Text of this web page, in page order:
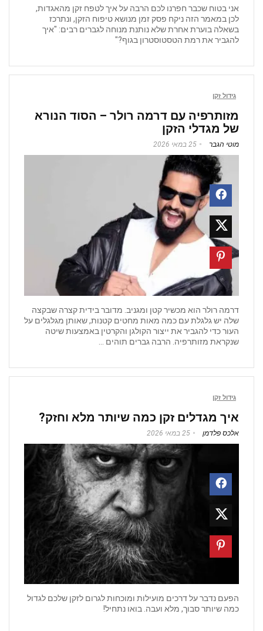
אני בטוח שכבר חפרנו לכם הרבה על איך לטפח זקן מהאגדות,
לכן במאמר הזה ניקח פסק זמן מנושא טיפוח הזקן, ונתרכז
בשאלה בוערת אחרת שלא נותנת מנוחה לגברים רבים: "איך
להגביר את רמת הטסטוסטרון בגוף?"
גידול זקן
מזותרפיה עם דרמה רולר – הסוד הנורא
של מגדלי הזקן
מוטי הגבר 25 במאי 2026
דרמה רולר הוא מכשיר קטן ומגניב. מדובר בידית קצרה שבקצה
שלה יש גלגלת עם כמה מאות מחטים קטנות, שאותן מגלגלים על
העור כדי להגביר את ייצור הקולגן והקרטין באמצעות שיטה
שנקראת מזותרפיה. הרבה גברים תוהים ...
גידול זקן
איך מגדלים זקן כמה שיותר מלא וחזק?
אלכס פלדמן 25 במאי 2026
הפעם נדבר על דרכים מועילות ומוכחות לגרום לזקן שלכם לגדול
כמה שיותר סבוך, מלא ועבה. בואו נתחיל!